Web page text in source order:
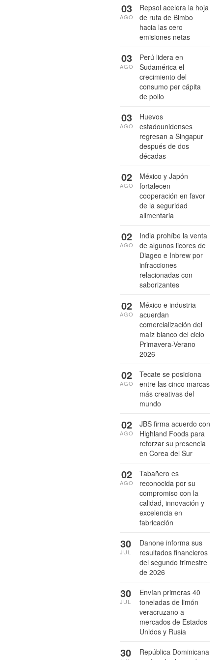
Repsol acelera la hoja
de ruta de Bimbo
hacia las cero
emisiones netas
03
AGO
Perú lidera en
Sudamérica el
crecimiento del
consumo per cápita
de pollo
03
AGO
Huevos
estadounidenses
regresan a Singapur
después de dos
décadas
03
AGO
México y Japón
fortalecen
cooperación en favor
de la seguridad
alimentaria
02
AGO
India prohíbe la venta
de algunos licores de
Diageo e Inbrew por
infracciones
relacionadas con
saborizantes
02
AGO
México e industria
acuerdan
comercialización del
maíz blanco del ciclo
Primavera-Verano
2026
02
AGO
Tecate se posiciona
entre las cinco marcas
más creativas del
mundo
02
AGO
JBS firma acuerdo con
Highland Foods para
reforzar su presencia
en Corea del Sur
02
AGO
Tabañero es
reconocida por su
compromiso con la
calidad, innovación y
excelencia en
fabricación
02
AGO
Danone informa sus
resultados financieros
del segundo trimestre
de 2026
30
JUL
Envían primeras 40
toneladas de limón
veracruzano a
mercados de Estados
Unidos y Rusia
30
JUL
República Dominicana
30